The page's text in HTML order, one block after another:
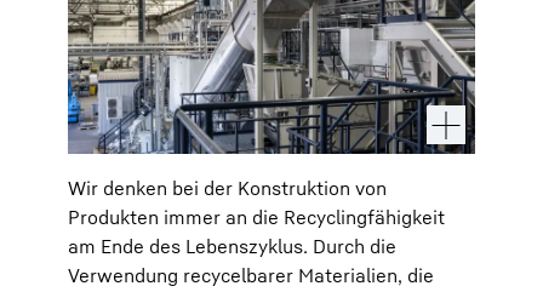
Wir denken bei der Konstruktion von
Produkten immer an die Recyclingfähigkeit
am Ende des Lebenszyklus. Durch die
Verwendung recycelbarer Materialien, die